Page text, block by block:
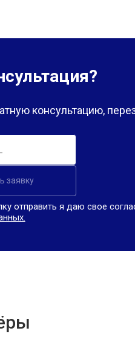
консультацию,
заявку
отправить я даю свое